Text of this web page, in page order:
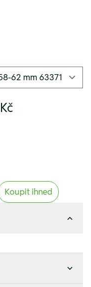
Koupit ihned